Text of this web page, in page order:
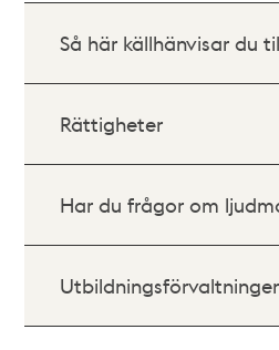
Så här källhänvisar du
Rättigheter
Har du frågor om